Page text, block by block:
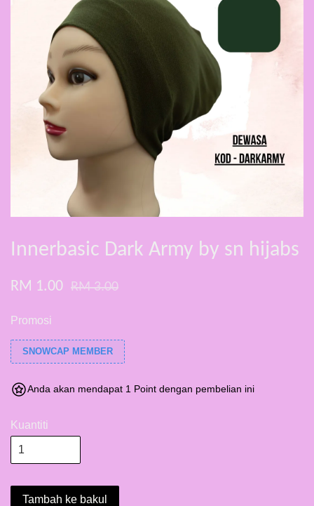
Innerbasic Dark Army by sn hijabs
RM 1.00 RM 3.00
Promosi
SNOWCAP MEMBER
Anda akan mendapat 1 Point dengan pembelian ini
Kuantiti
Tambah ke bakul